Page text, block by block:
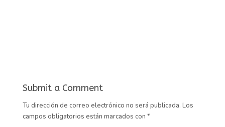
Submit a Comment
Tu dirección de correo electrónico no será publicada. Los
campos obligatorios están marcados con *